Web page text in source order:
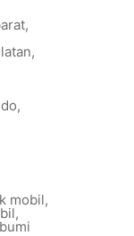
,
,
,
mobil,
,